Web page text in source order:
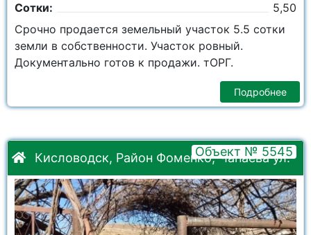
Сотки:
5,50
Срочно продается земельный участок 5.5 сотки
земли в собственности. Участок ровный.
Документально готов к продажи. тОРГ.
Подробнее
Кисловодск, Район Фоменко, Чапаева ул.
Объект № 5545